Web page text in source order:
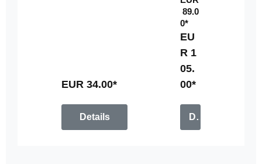
EUR 34.00*
Details
rn
be
di
en
u
n
g
89.0
0*
EU
R 1
05.
00*
Details